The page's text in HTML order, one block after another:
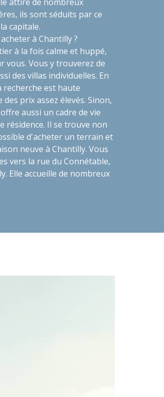
ils sont séduits par ce
capitale.
à Chantilly ?
à la fois calme et huppé,
vous. Vous y trouverez de
des villas individuelles. En
recherche est haute
prix assez élevés. Sinon,
aussi un cadre de vie
résidence. Il se trouve non
d'acheter un terrain et
neuve à Chantilly. Vous
vers la rue du Connétable,
Elle accueille de nombreux